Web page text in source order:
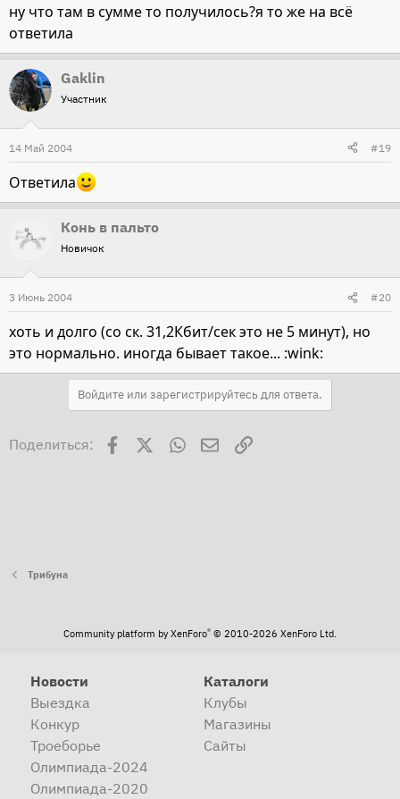
ну что там в сумме то получилось?я то же на всё
ответила
Gaklin
Участник
14 Май 2004 #19
Ответила
Конь в пальто
Новичок
3 Июнь 2004 #20
хоть и долго (со ск. 31,2Кбит/сек это не 5 минут), но
это нормально. иногда бывает такое... :wink:
Войдите или зарегистрируйтесь для ответа.
Поделиться: Facebook WhatsAppЭлектронная почта
Ссылка
Трибуна
Community platform by XenForo® © 2010-2026 XenForo Ltd.
Новости
Выездка
Конкур
Троеборье
Олимпиада-2024
Олимпиада-2020
Каталоги
Клубы
Магазины
Сайты